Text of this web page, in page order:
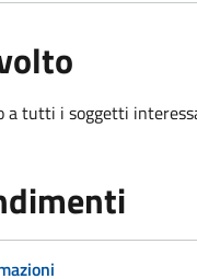
a tutti i soggetti